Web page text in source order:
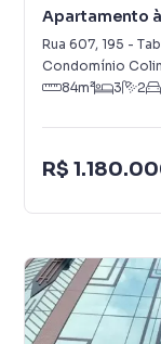
Apartamento
Rua 607, 195 -
Condomínio
84m² 3 2
R$